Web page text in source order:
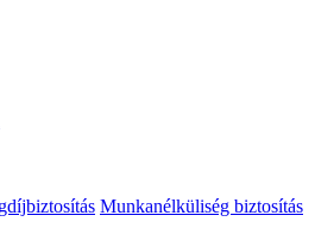
Munkanélküliség biztosítás